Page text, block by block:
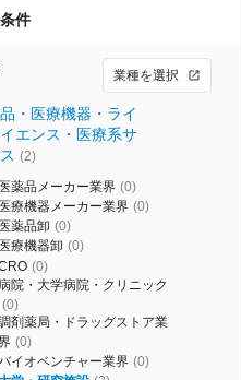
件
業種を選択
・医療機器・ライ
エンス・医療系サ
(2)
医薬品メーカー業界 (0)
医療機器メーカー業界 (0)
医薬品卸 (0)
医療機器卸 (0)
(0)
院・大学病院・クリニック
(0)
剤薬局・ドラッグストア業
(0)
イオベンチャー業界 (0)